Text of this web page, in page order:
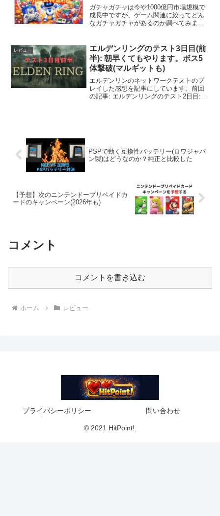
ガチャガチャは今や1000億円市場規模で
成長中ですが、ゲーム関連に絞ってどん
なガチャガチャがあるのか調べてみまし
も！？プレイステーション系PlayStation
™ めじ...
レビュー
エルデンリングのテスト3日目(前
半): 朝早くてもやります。ボス5
体撃破(マルギットも)
エルデンリンのネットワークテストのプ
レイした感想を記事にしています。前回
の記事: エルデンリングのテスト2日目:
PSPで動く互換性バッテリー(ロワジャパ
ン製)はどうなのか？純正と比較した
【予想】次のニンテンドープリペイドカ
ードのキャンペーン(2026年も)
コメント
コメントを書き込む
ホーム レビュー
プライバシーポリシー 問い合わせ
© 2021 HitPoint!.